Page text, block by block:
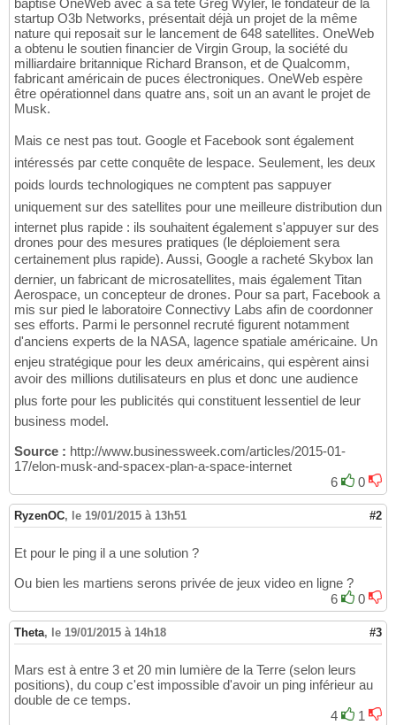
baptisé OneWeb avec à sa tête Greg Wyler, le fondateur de la
startup O3b Networks, présentait déjà un projet de la même
nature qui reposait sur le lancement de 648 satellites. OneWeb
a obtenu le soutien financier de Virgin Group, la société du
milliardaire britannique Richard Branson, et de Qualcomm,
fabricant américain de puces électroniques. OneWeb espère
être opérationnel dans quatre ans, soit un an avant le projet de
Musk.
Mais ce nest pas tout. Google et Facebook sont également
intéressés par cette conquête de lespace. Seulement, les deux
poids lourds technologiques ne comptent pas sappuyer
uniquement sur des satellites pour une meilleure distribution dun
internet plus rapide : ils souhaitent également s'appuyer sur des
drones pour des mesures pratiques (le déploiement sera
certainement plus rapide). Aussi, Google a racheté Skybox lan
dernier, un fabricant de microsatellites, mais également Titan
Aerospace, un concepteur de drones. Pour sa part, Facebook a
mis sur pied le laboratoire Connectivy Labs afin de coordonner
ses efforts. Parmi le personnel recruté figurent notamment
d'anciens experts de la NASA, lagence spatiale américaine. Un
enjeu stratégique pour les deux américains, qui espèrent ainsi
avoir des millions dutilisateurs en plus et donc une audience
plus forte pour les publicités qui constituent lessentiel de leur
business model.
Source : http://www.businessweek.com/articles/2015-01-
17/elon-musk-and-spacex-plan-a-space-internet
6
0
RyzenOC, le 19/01/2015 à 13h51 #2
Et pour le ping il a une solution ?
Ou bien les martiens serons privée de jeux video en ligne ?
6
0
Theta, le 19/01/2015 à 14h18 #3
Mars est à entre 3 et 20 min lumière de la Terre (selon leurs
positions), du coup c'est impossible d'avoir un ping inférieur au
double de ce temps.
4
1